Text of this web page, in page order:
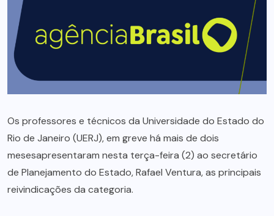
Os professores e técnicos da Universidade do Estado do
Rio de Janeiro (UERJ), em greve há mais de dois
mesesapresentaram nesta terça-feira (2) ao secretário
de Planejamento do Estado, Rafael Ventura, as principais
reivindicações da categoria.